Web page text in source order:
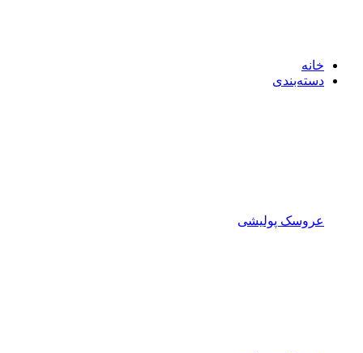
خانه
دسته‌بندی
عروسک پولیشی